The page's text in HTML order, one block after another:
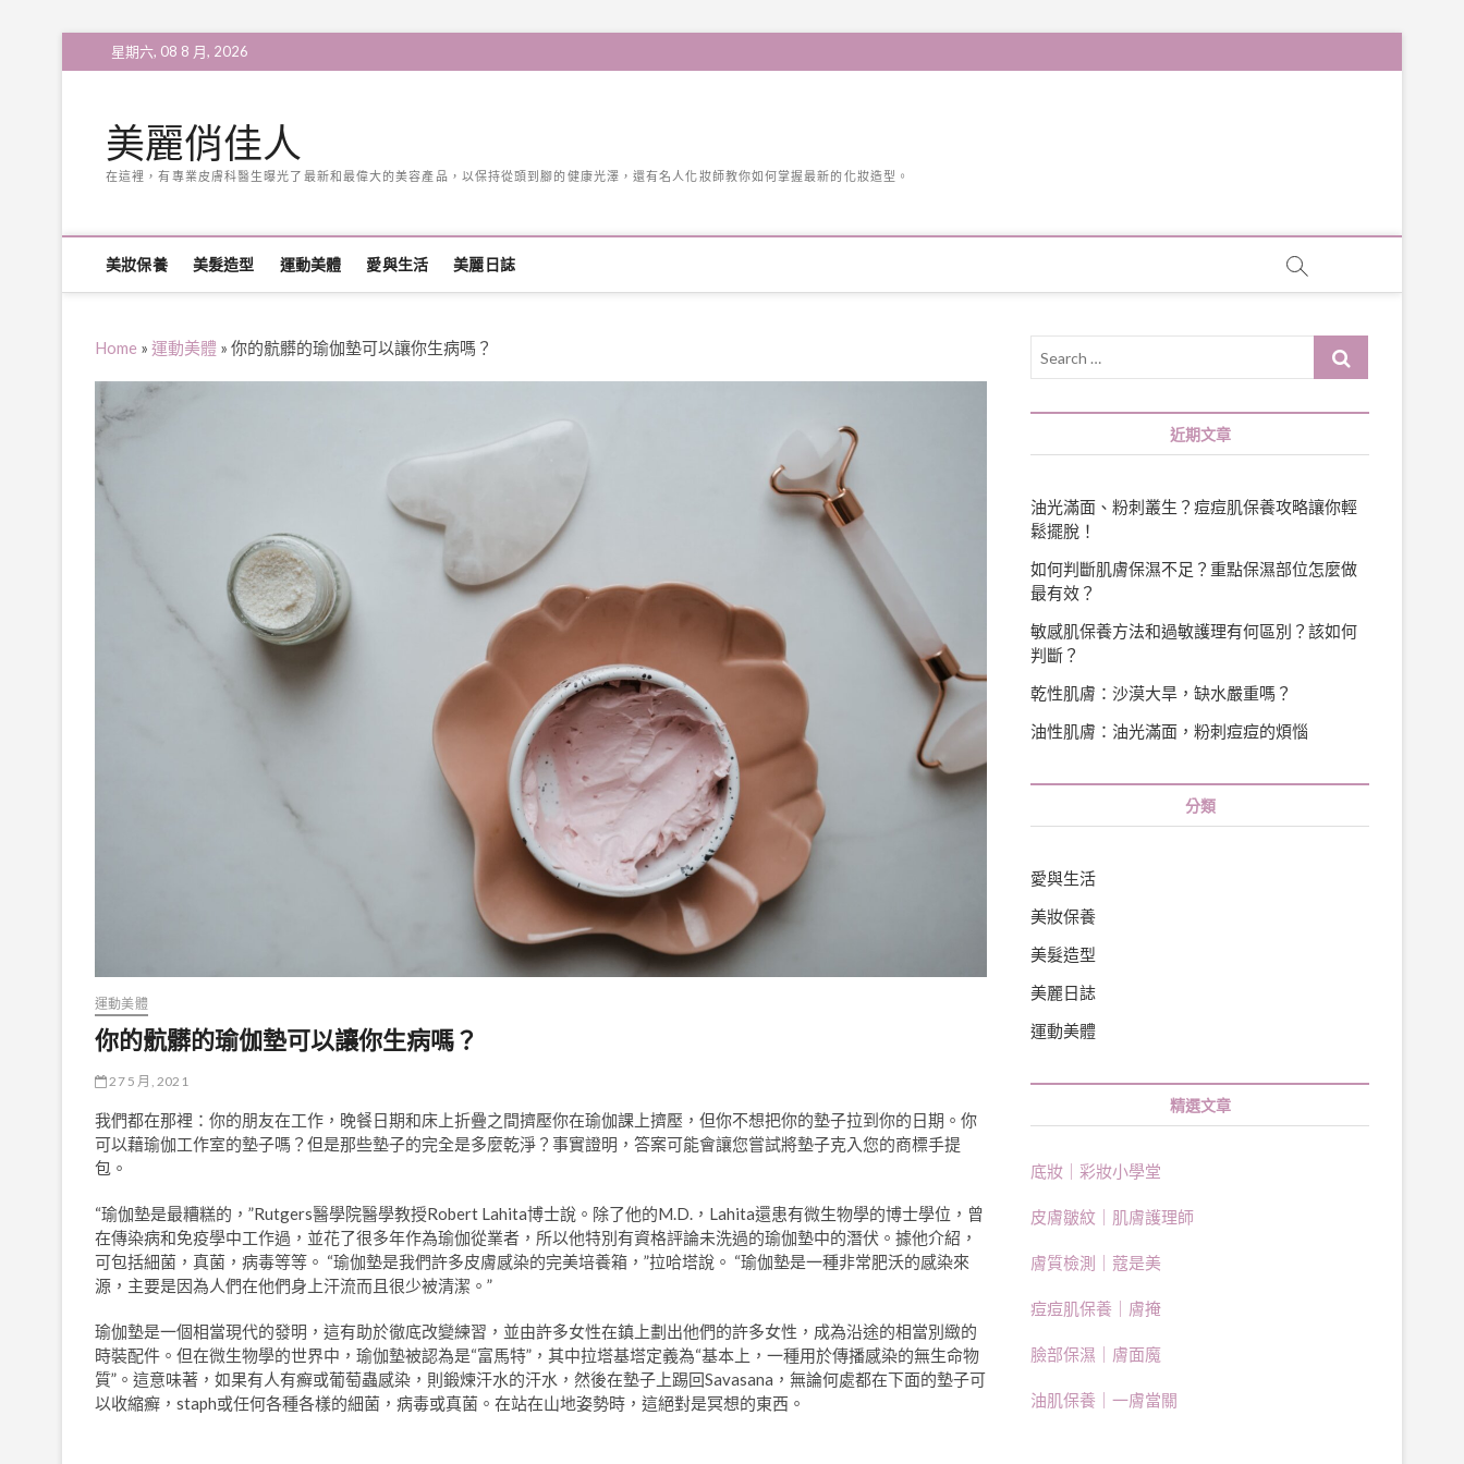
to
星期六, 08 8 月, 2026
美麗俏佳人
在這裡，有專業皮膚科醫生曝光了最新和最偉大的美容產品，以保持從頭到腳的健康光澤，還有名人化妝師教你如何掌握最新的化妝造型。
美妝保養 美髮造型 運動美體 愛與生活 美麗日誌
Home » 運動美體 » 你的骯髒的瑜伽墊可以讓你生病嗎？
運動美體
你的骯髒的瑜伽墊可以讓你生病嗎？
27 5 月, 2021
我們都在那裡：你的朋友在工作，晚餐日期和床上折疊之間擠壓你在瑜伽課上擠壓，但你不想把你的墊子拉到你的日期。你
可以藉瑜伽工作室的墊子嗎？但是那些墊子的完全是多麼乾淨？事實證明，答案可能會讓您嘗試將墊子克入您的商標手提
包。
“瑜伽墊是最糟糕的，”Rutgers醫學院醫學教授Robert Lahita博士說。除了他的M.D.，Lahita還患有微生物學的博士學位，曾
在傳染病和免疫學中工作過，並花了很多年作為瑜伽從業者，所以他特別有資格評論未洗過的瑜伽墊中的潛伏。據他介紹，
可包括細菌，真菌，病毒等等。 “瑜伽墊是我們許多皮膚感染的完美培養箱，”拉哈塔說。 “瑜伽墊是一種非常肥沃的感染來
源，主要是因為人們在他們身上汗流而且很少被清潔。”
瑜伽墊是一個相當現代的發明，這有助於徹底改變練習，並由許多女性在鎮上劃出他們的許多女性，成為沿途的相當別緻的
時裝配件。但在微生物學的世界中，瑜伽墊被認為是“富馬特”，其中拉塔基塔定義為“基本上，一種用於傳播感染的無生命物
質”。這意味著，如果有人有癬或葡萄蟲感染，則鍛煉汗水的汗水，然後在墊子上踢回Savasana，無論何處都在下面的墊子可
以收縮癬，staph或任何各種各樣的細菌，病毒或真菌。在站在山地姿勢時，這絕對是冥想的東西。
Search
近期文章
油光滿面、粉刺叢生？痘痘肌保養攻略讓你輕
鬆擺脫！
如何判斷肌膚保濕不足？重點保濕部位怎麼做
最有效？
敏感肌保養方法和過敏護理有何區別？該如何
判斷？
乾性肌膚：沙漠大旱，缺水嚴重嗎？
油性肌膚：油光滿面，粉刺痘痘的煩惱
分類
愛與生活
美妝保養
美髮造型
美麗日誌
運動美體
精選文章
底妝｜彩妝小學堂
皮膚皺紋｜肌膚護理師
膚質檢測｜蔻是美
痘痘肌保養｜膚掩
臉部保濕｜膚面魔
油肌保養｜一膚當關